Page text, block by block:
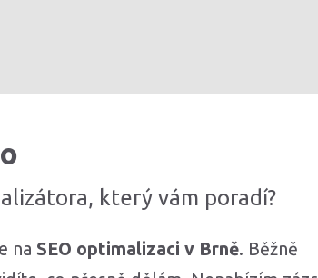
který vám poradí?
na SEO optimalizaci v Brně. Běžně